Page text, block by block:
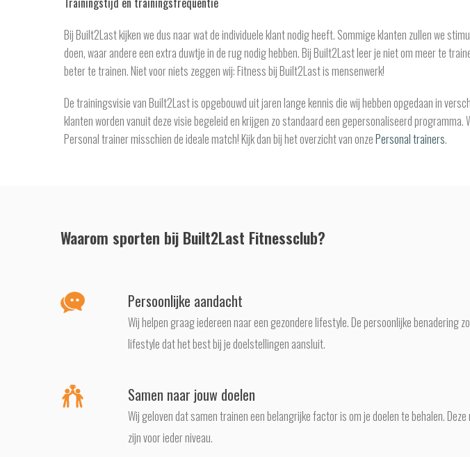
Bij Built2Last kijken we dus naar wat de individuele klant nodig heeft. Sommige klanten zullen we
doen, waar andere een extra duwtje in de rug nodig hebben. Bij Built2Last leer je niet om meer te
beter te trainen. Niet voor niets zeggen wij: Fitness bij Built2Last is mensenwerk!
De trainingsvisie van Built2Last is opgebouwd uit jaren lange kennis die wij hebben opgedaan in
klanten worden vanuit deze visie begeleid en krijgen zo standaard een gepersonaliseerd programma.
Personal trainer misschien de ideale match! Kijk dan bij het overzicht van onzePersonal trainers.
Waarom sporten bij Built2Last Fitnessclub?
Persoonlijke aandacht
Wij helpen graag iedereen naar een gezondere lifestyle. De persoonlijke benadering
lifestyle dat het best bij je doelstellingen aansluit.
Samen naar jouw doelen
Wij geloven dat samen trainen een belangrijke factor is om je doelen te behalen.
zijn voor ieder niveau.